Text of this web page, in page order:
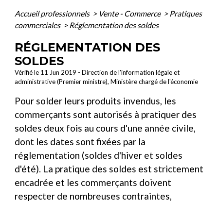
Accueil professionnels > Vente - Commerce > Pratiques
commerciales > Réglementation des soldes
RÉGLEMENTATION DES
SOLDES
Vérifié le 11 Jun 2019 - Direction de l'information légale et
administrative (Premier ministre), Ministère chargé de l'économie
Pour solder leurs produits invendus, les
commerçants sont autorisés à pratiquer des
soldes deux fois au cours d'une année civile,
dont les dates sont fixées par la
réglementation (soldes d'hiver et soldes
d'été). La pratique des soldes est strictement
encadrée et les commerçants doivent
respecter de nombreuses contraintes,